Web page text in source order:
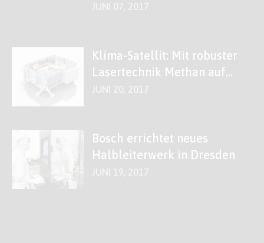
Klima-Satellit: Mit robuster
Lasertechnik Methan auf
Bosch errichtet neues
Halbleiterwerk in Dresden